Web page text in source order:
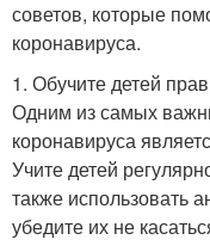
советов, которые
коронавируса.
1. Обучите детей
Одним из самых
коронавируса
Учите детей
также использовать
убедите их не